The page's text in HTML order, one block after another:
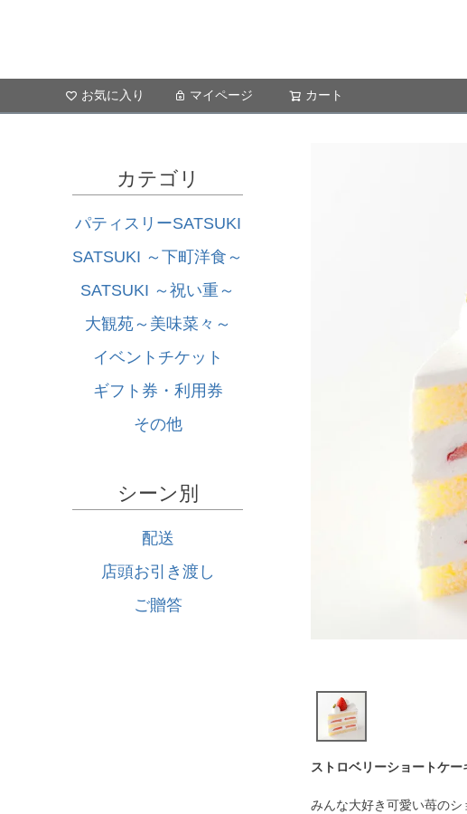
お気に入り マイページ カート
カテゴリ
パティスリーSATSUKI
SATSUKI ～下町洋食～
SATSUKI ～祝い重～
大観苑～美味菜々～
イベントチケット
ギフト券・利用券
その他
シーン別
配送
店頭お引き渡し
ご贈答
ストロベリーショートケー
みんな大好き可愛い苺のシ